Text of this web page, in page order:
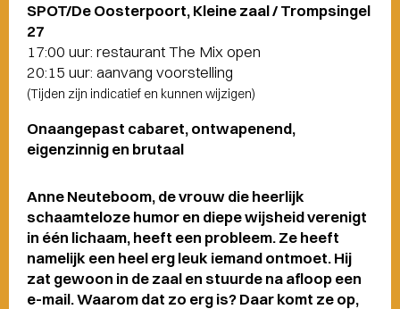
SPOT/De Oosterpoort, Kleine zaal / Trompsingel
27
17:00 uur: restaurant The Mix open
20:15 uur: aanvang voorstelling
(Tijden zijn indicatief en kunnen wijzigen)
Onaangepast cabaret, ontwapenend,
eigenzinnig en brutaal
Anne Neuteboom, de vrouw die heerlijk
schaamteloze humor en diepe wijsheid verenigt
in één lichaam, heeft een probleem. Ze heeft
namelijk een heel erg leuk iemand ontmoet. Hij
zat gewoon in de zaal en stuurde na afloop een
e-mail. Waarom dat zo erg is? Daar komt ze op,